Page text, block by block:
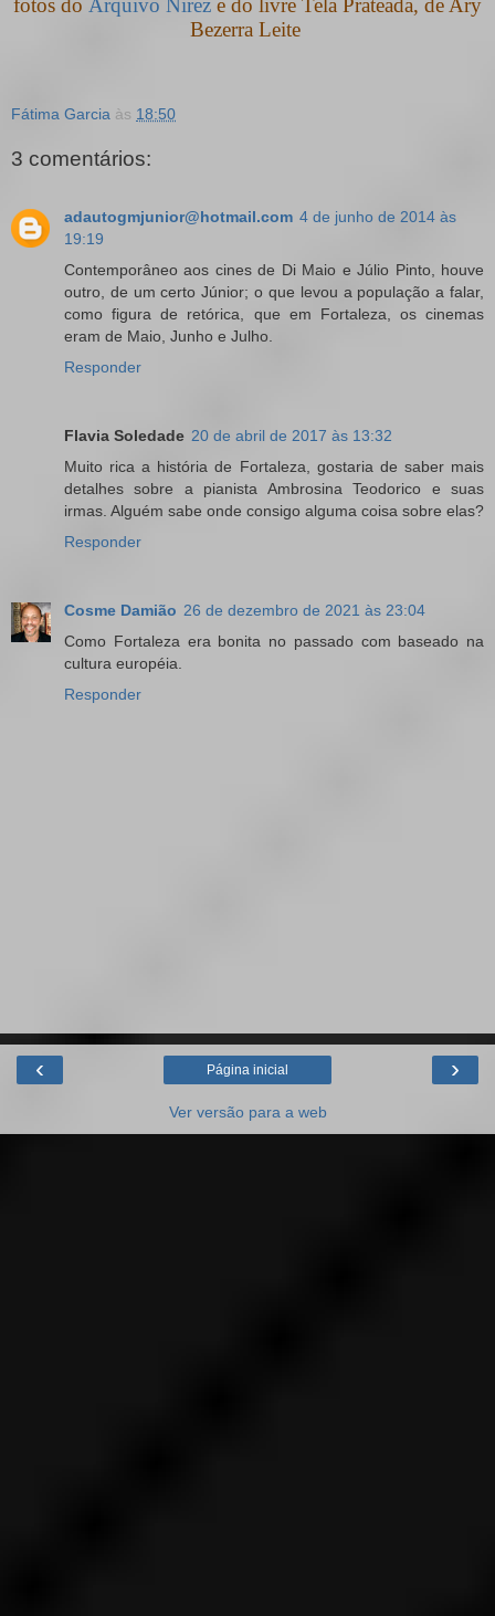
fotos do Arquivo Nirez e do livre Tela Prateada, de Ary
Bezerra Leite
Fátima Garcia às 18:50
3 comentários:
adautogmjunior@hotmail.com 4 de junho de 2014 às
19:19
Contemporâneo aos cines de Di Maio e Júlio Pinto, houve
outro, de um certo Júnior; o que levou a população a falar,
como figura de retórica, que em Fortaleza, os cinemas
eram de Maio, Junho e Julho.
Responder
Flavia Soledade 20 de abril de 2017 às 13:32
Muito rica a história de Fortaleza, gostaria de saber mais
detalhes sobre a pianista Ambrosina Teodorico e suas
irmas. Alguém sabe onde consigo alguma coisa sobre elas?
Responder
Cosme Damião 26 de dezembro de 2021 às 23:04
Como Fortaleza era bonita no passado com baseado na
cultura européia.
Responder
‹ ›
Página inicial
Ver versão para a web